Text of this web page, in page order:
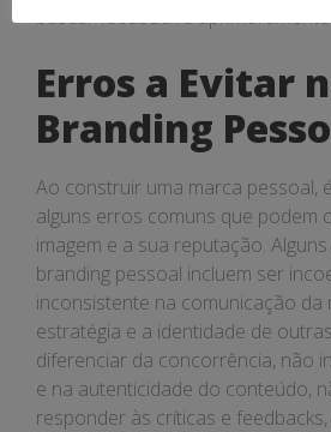
buscar feedback e
Erros a Evitar
Branding
Ao construir uma marca pessoal,
alguns erros comuns que podem
imagem e a sua reputação.
branding pessoal incluem ser
inconsistente na comunicação da
estratégia e a identidade de
diferenciar da concorrência, não
e na autenticidade do conteúdo,
responder às críticas e